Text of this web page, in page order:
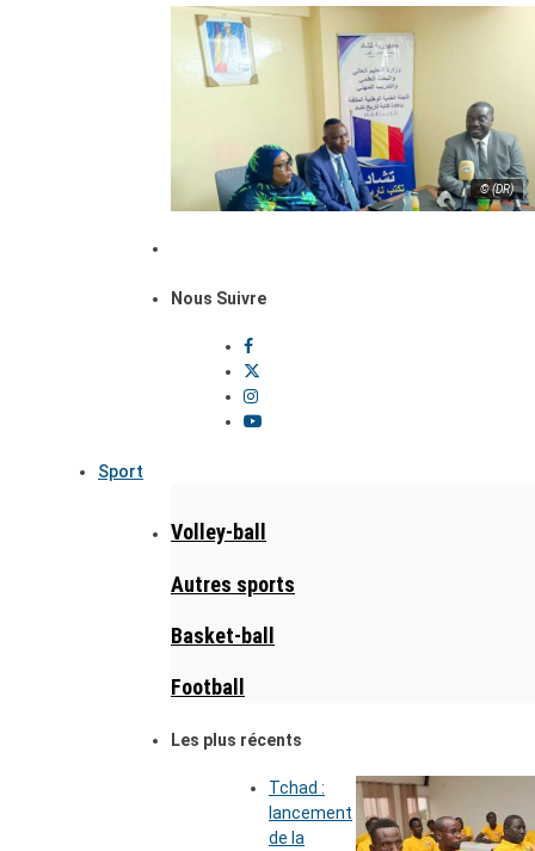
© (DR)
Nous Suivre
Sport
Volley-ball
Autres sports
Basket-ball
Football
Les plus récents
Tchad :
lancement
de la